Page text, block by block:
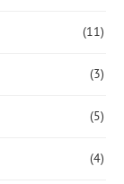
(11)
(3)
(5)
(4)